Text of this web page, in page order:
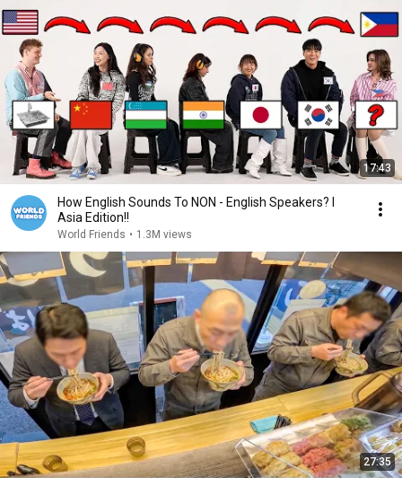
17:43
How English Sounds To NON - English Speakers? l
Asia Edition!!
World Friends • 1.3M views
27:35